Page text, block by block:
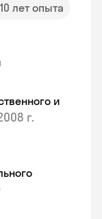
10 лет опыта
и
г.